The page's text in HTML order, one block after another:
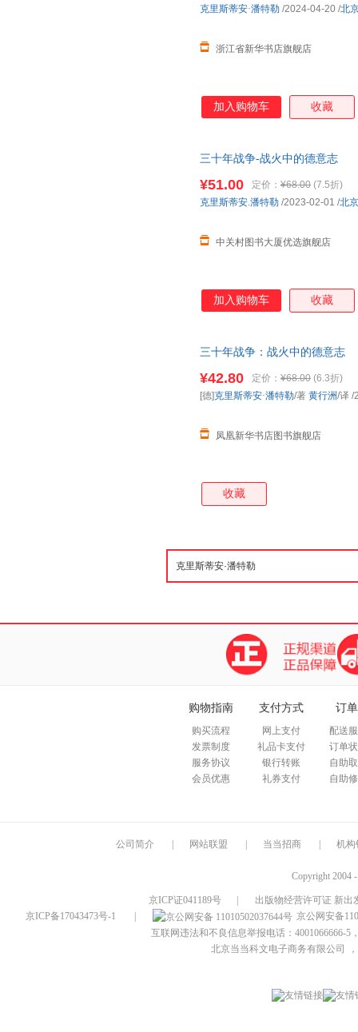
浙江省新华书店旗舰店
克里斯蒂安·潘特勒 /2024-04-20 /北
加入购物车 收藏
三十年战争-战火中的德意志
¥51.00 定价： ¥68.00 (7.5折)
中关村图书大厦优选旗舰店
克里斯蒂安.潘特勒 /2023-02-01 /北
加入购物车 收藏
三十年战争：战火中的德意志
¥42.80 定价： ¥68.00 (6.3折)
凤凰新华书店图书旗舰店
[德]克里斯蒂安·潘特勒/著 黄行洲/译 /
收藏
购物指南
购买流程
发票制度
服务协议
会员优惠
支付方式
网上支付
礼品卡支付
银行转账
礼券支付
订
配送
订单
自助
自助
公司简介 网站联盟 当当招商 机构
Copyright 2004
京ICP证041189号
出版物经营许可证 新出
京ICP备17043473号-1
京公网安备
互联网违法和不良信息举报电话：4001066666-5
北京当当科文电子商务有限公司